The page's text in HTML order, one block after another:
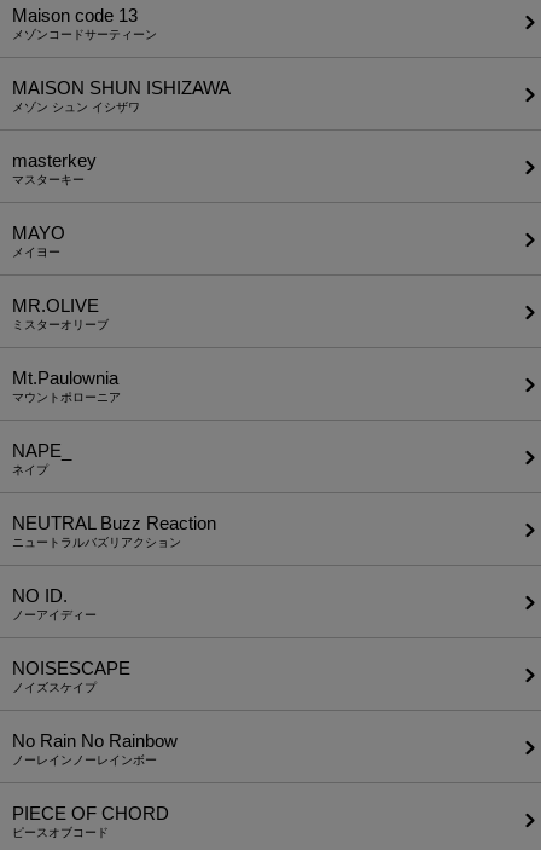
Maison code 13
メゾンコードサーティーン
MAISON SHUN ISHIZAWA
メゾン シュン イシザワ
masterkey
マスターキー
MAYO
メイヨー
MR.OLIVE
ミスターオリーブ
Mt.Paulownia
マウントポローニア
NAPE_
ネイプ
NEUTRAL Buzz Reaction
ニュートラルバズリアクション
NO ID.
ノーアイディー
NOISESCAPE
ノイズスケイプ
No Rain No Rainbow
ノーレインノーレインボー
PIECE OF CHORD
ピースオブコード